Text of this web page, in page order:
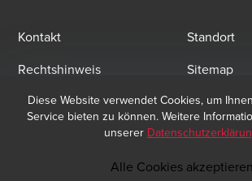
Kontakt
Standort
Rechtshinweis
Sitemap
Datenschutz
Diese Website verwendet Cookies, um
Service bieten zu können. Weitere
unserer
Alle Cookies akzeptieren